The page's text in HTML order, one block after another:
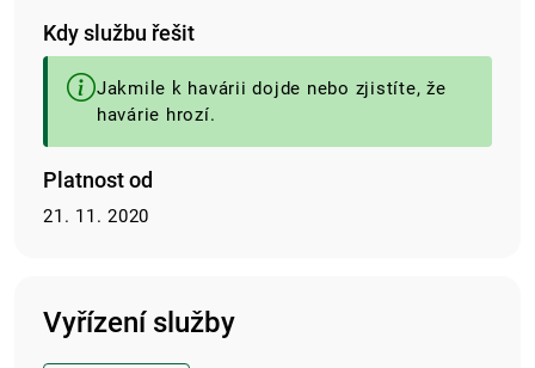
Kdy službu řešit
Jakmile k havárii dojde nebo zjistíte, že
havárie hrozí.
Platnost od
21. 11. 2020
Vyřízení služby